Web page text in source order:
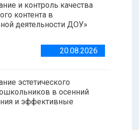
и контроль качества
контента в
деятельности ДОУ»
20.08.2026
эстетического
в осенний
и эффективные